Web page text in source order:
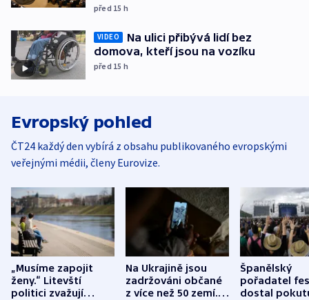
před 15 h
VIDEO
Na ulici přibývá lidí bez
domova, kteří jsou na vozíku
před 15 h
Evropský pohled
ČT24 každý den vybírá z obsahu publikovaného evropskými
veřejnými médii, členy Eurovize.
„Musíme zapojit
ženy.“ Litevští
politici zvažují
Na Ukrajině jsou
zadržováni občané
z více než 50 zemí.
Španělský
pořadatel
dostal